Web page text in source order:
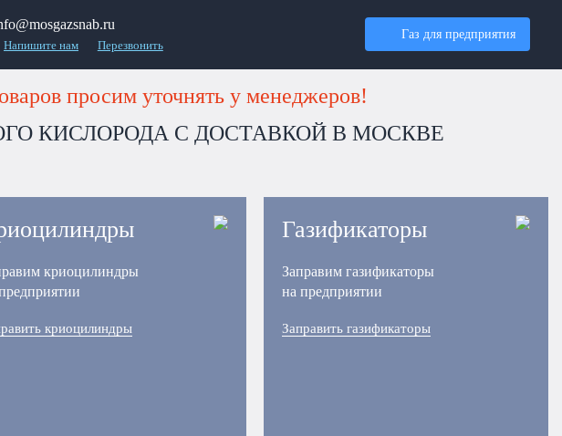
Напишите нам Перезвонить
Газ для предприятия
просим уточнять у менеджеров!
КИСЛОРОДА С ДОСТАВКОЙ В МОСКВЕ
криоцилиндры
криоцилиндры
Газификаторы
Заправим газификаторы
на предприятии
Заправить газификаторы